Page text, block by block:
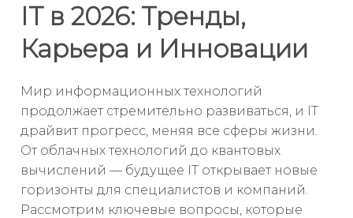
IT в 2026: Тренды,
Карьера и Инновации
Мир информационных технологий
продолжает стремительно развиваться, и IT
драйвит прогресс, меняя все сферы жизни.
От облачных технологий до квантовых
вычислений — будущее IT открывает новые
горизонты для специалистов и компаний.
Рассмотрим ключевые вопросы, которые